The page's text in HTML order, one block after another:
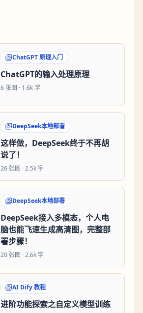
ChatGPT 原理入门
ChatGPT的输入处理原理
6 张图 · 1.6k 字
DeepSeek本地部署
这样做，DeepSeek终于不再胡
说了！
26 张图 ·2.5k 字
DeepSeek本地部署
DeepSeek接入多模态，个人电
脑也能飞速生成高清图，完整部
署步骤！
20 张图 ·2.6k 字
AI Dify 教程
进阶功能探索之自定义模型训练